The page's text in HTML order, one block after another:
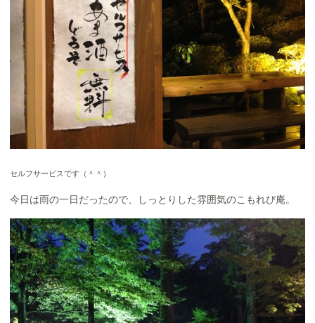
セルフサービスです（＾＾）
今日は雨の一日だったので、しっとりした雰囲気のこもれび庵。